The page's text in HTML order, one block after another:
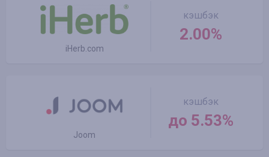
iHerb.com
кэшбэк
2.00%
Joom
кэшбэк
до 5.53%